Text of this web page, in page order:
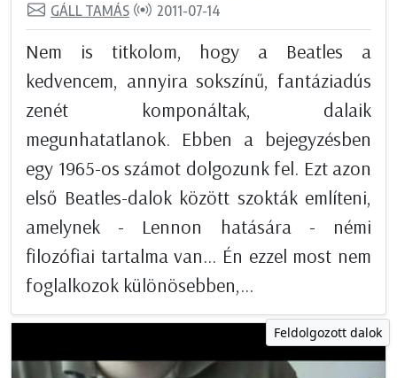
GÁLL TAMÁS 2011-07-14
Nem is titkolom, hogy a Beatles a
kedvencem, annyira sokszínű, fantáziadús
zenét komponáltak, dalaik
megunhatatlanok. Ebben a bejegyzésben
egy 1965-os számot dolgozunk fel. Ezt azon
első Beatles-dalok között szokták említeni,
amelynek - Lennon hatására - némi
filozófiai tartalma van... Én ezzel most nem
foglalkozok különösebben,...
Feldolgozott dalok